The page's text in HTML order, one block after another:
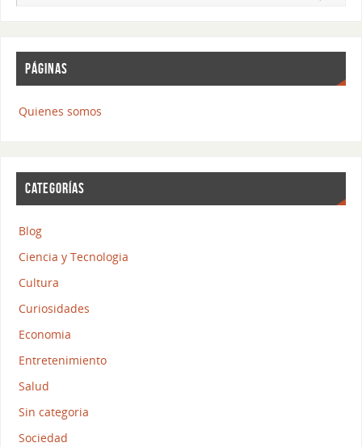
PÁGINAS
Quienes somos
CATEGORÍAS
Blog
Ciencia y Tecnologia
Cultura
Curiosidades
Economia
Entretenimiento
Salud
Sin categoria
Sociedad